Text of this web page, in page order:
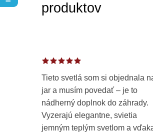
produktov
Tieto svetlá som si objednala
jar a musím povedať – je to
nádherný doplnok do záhrady.
Vyzerajú elegantne, svietia
jemným teplým svetlom a